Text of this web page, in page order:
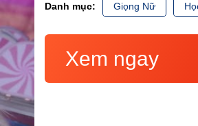
Danh mục: Giọng Nữ
Xem ngay